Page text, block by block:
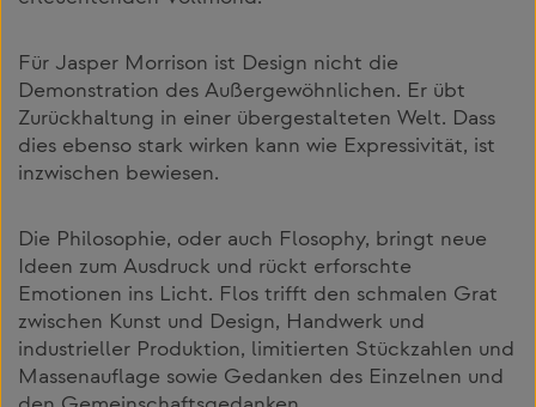
Für Jasper Morrison ist Design nicht die
Demonstration des Außergewöhnlichen. Er übt
Zurückhaltung in einer übergestalteten Welt. Dass
dies ebenso stark wirken kann wie Expressivität, ist
inzwischen bewiesen.
Die Philosophie, oder auch Flosophy, bringt neue
Ideen zum Ausdruck und rückt erforschte
Emotionen ins Licht. Flos trifft den schmalen Grat
zwischen Kunst und Design, Handwerk und
industrieller Produktion, limitierten Stückzahlen und
Massenauflage sowie Gedanken des Einzelnen und